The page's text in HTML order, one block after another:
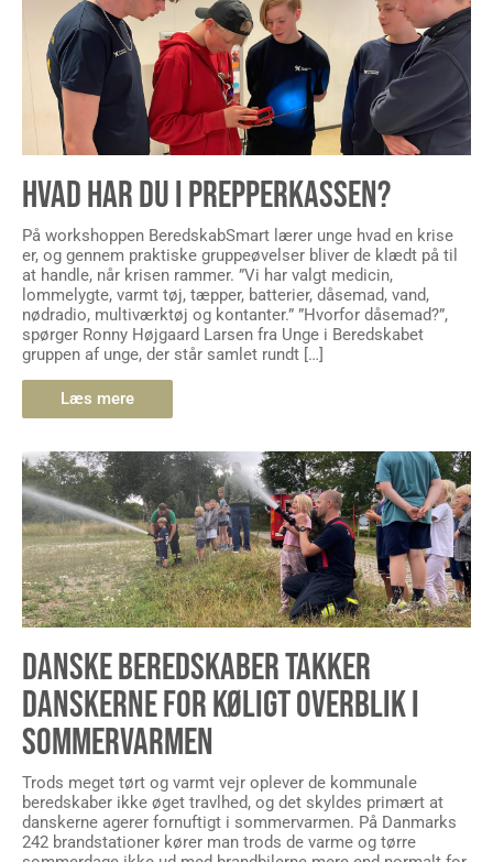
HVAD HAR DU I PREPPERKASSEN?
På workshoppen BeredskabSmart lærer unge hvad en krise
er, og gennem praktiske gruppeøvelser bliver de klædt på til
at handle, når krisen rammer. ”Vi har valgt medicin,
lommelygte, varmt tøj, tæpper, batterier, dåsemad, vand,
nødradio, multiværktøj og kontanter.” ”Hvorfor dåsemad?”,
spørger Ronny Højgaard Larsen fra Unge i Beredskabet
gruppen af unge, der står samlet rundt […]
Læs mere
DANSKE BEREDSKABER TAKKER
DANSKERNE FOR KØLIGT OVERBLIK I
SOMMERVARMEN
Trods meget tørt og varmt vejr oplever de kommunale
beredskaber ikke øget travlhed, og det skyldes primært at
danskerne agerer fornuftigt i sommervarmen. På Danmarks
242 brandstationer kører man trods de varme og tørre